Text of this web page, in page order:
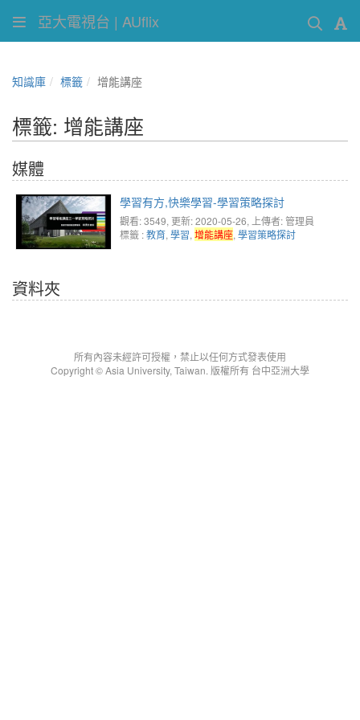
亞大電視台 | AUflix
知識庫 標籤 增能講座
標籤: 增能講座
媒體
學習有方,快樂學習-學習策略探討
觀看: 3549, 更新: 2020-05-26, 上傳者: 管理員
標籤 :教育, 學習, 增能講座, 學習策略探討
資料夾
所有內容未經許可授權，禁止以任何方式發表使用
Copyright © Asia University, Taiwan. 版權所有 台中亞洲大學